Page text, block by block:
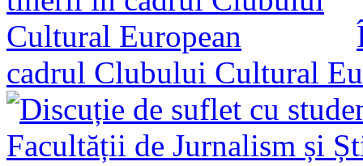
cadrul Clubului Cultural